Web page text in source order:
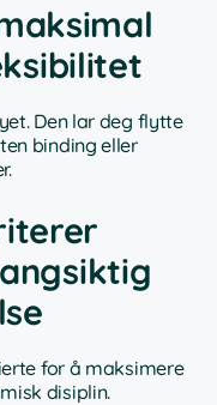
Den lar deg flytte
binding eller
for å maksimere
disiplin.